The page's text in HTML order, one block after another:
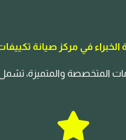
في مركز صيانة
المتخصصة والمتميزة،